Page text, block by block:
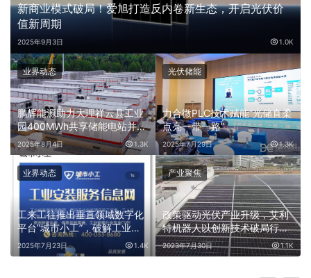
新商业模式破局！爱旭打造反内卷新生态，开启光伏价
值新周期
2025年9月3日 1.0K
鹏辉能源助力大理祥云县工业
园400MWh共享储能电站并
网，加速新型电力系统构建
2025年8月4日 1.3K
业界动态
力合微PLC技术赋能“光储直柔
点亮一带一路”
2025年7月29日 1.3K
光伏储能
工来工往推出垂直领域数字化
平台”城市小工”，破解工业安
装行业资源匹配难题
2025年7月23日 1.4K
业界动态
政策驱动光伏产业升级，艾利
特机器人以创新技术破局行业
制造难题
2023年7月30日 1.1K
产业聚焦